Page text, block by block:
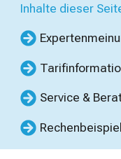
Inhalte dieser
Service &